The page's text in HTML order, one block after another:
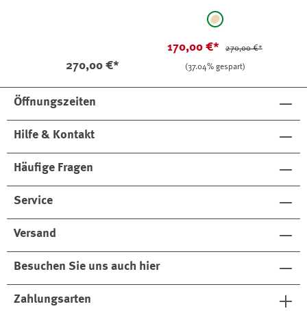
270,00 €*
auswählen
beige
(Diese Option ist
170,00 €* 270,00 €*
(37.04% gespart)
Öffnungszeiten
Hilfe & Kontakt
Häufige Fragen
Service
Versand
Besuchen Sie uns auch hier
Zahlungsarten